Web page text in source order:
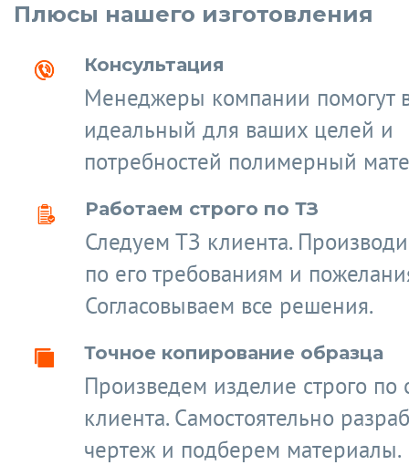
Плюсы нашего изготовления
Консультация
Менеджеры компании помогут
идеальный для ваших целей и
потребностей полимерный
Работаем строго по ТЗ
Следуем ТЗ клиента.
по его требованиям и
Согласовываем все решения.
Точное копирование образца
Произведем изделие строго по
клиента. Самостоятельно
чертеж и подберем материалы.